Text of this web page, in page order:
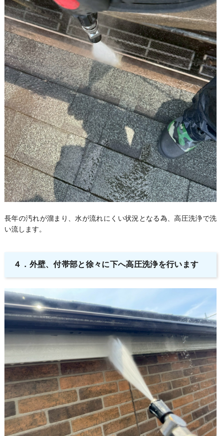
長年の汚れが溜まり、水が流れにくい状況となる為、高圧洗浄で洗
い流します。
４． 外壁、付帯部と徐々に下へ高圧洗浄を行います